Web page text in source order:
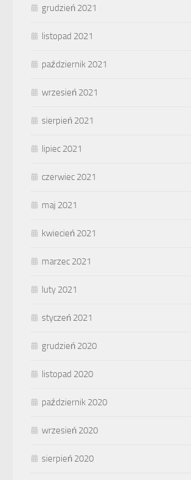
grudzień 2021
listopad 2021
październik 2021
wrzesień 2021
sierpień 2021
lipiec 2021
czerwiec 2021
maj 2021
kwiecień 2021
marzec 2021
luty 2021
styczeń 2021
grudzień 2020
listopad 2020
październik 2020
wrzesień 2020
sierpień 2020